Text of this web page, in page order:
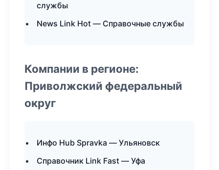
службы
News Link Hot — Справочные службы
Компании в регионе:
Приволжский федеральный
округ
Инфо Hub Spravka — Ульяновск
Справочник Link Fast — Уфа